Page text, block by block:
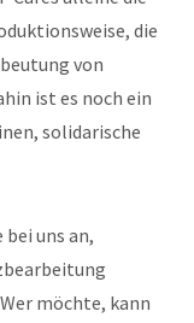
die
von
ist es noch ein
solidarische
uns an,
möchte, kann